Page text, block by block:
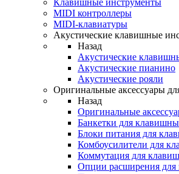
Клавишные инструменты
MIDI контроллеры
MIDI-клавиатуры
Акустические клавишные
Назад
Акустические
Акустические пианино
Акустические рояли
Оригинальные аксессуары
Назад
Оригинальные
Банкетки для
Блоки питания для
Комбоусилители для
Коммутация для
Опции расширения для